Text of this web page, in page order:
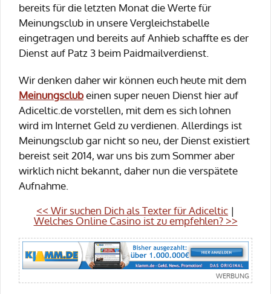
bereits für die letzten Monat die Werte für
Meinungsclub in unsere Vergleichstabelle
eingetragen und bereits auf Anhieb schaffte es der
Dienst auf Patz 3 beim Paidmailverdienst.
Wir denken daher wir können euch heute mit dem
Meinungsclubeinen super neuen Dienst hier auf
Adiceltic.de vorstellen, mit dem es sich lohnen
wird im Internet Geld zu verdienen. Allerdings ist
Meinungsclub gar nicht so neu, der Dienst existiert
bereist seit 2014, war uns bis zum Sommer aber
wirklich nicht bekannt, daher nun die verspätete
Aufnahme.
<< Wir suchen Dich als Texter für Adiceltic |
Welches Online Casino ist zu empfehlen? >>